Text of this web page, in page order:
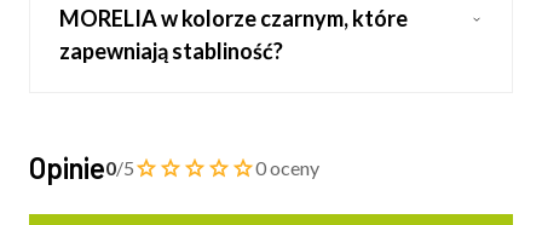
MORELIA w kolorze czarnym, które
zapewniają stabliność?
Opinie0/5 0 oceny